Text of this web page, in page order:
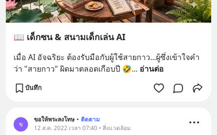
📖 เด็กซน & สนามเด็กเล่น AI
เมื่อ AI อัจฉริยะ ต้องรับมือกับผู้ใช้สายกาว...ผู้ซึ่งเข้าใจคำ
ว่า "สายกาว" ผิดมาตลอดเกือบปี 🤣... อ่านต่อ
บันทึก
ข
ขอให้พระลงโทษ • ติดตาม
12 ส.ค. 2022 เวลา 07:40 • สิ่งแวดล้อม